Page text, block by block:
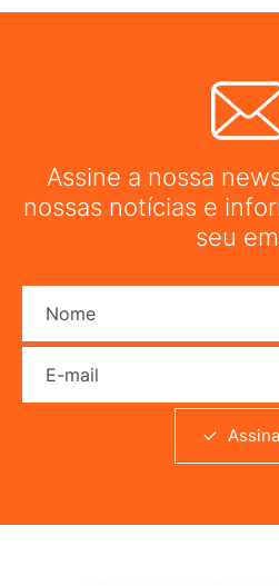
Assine a nossa
nossas notícias e
seu